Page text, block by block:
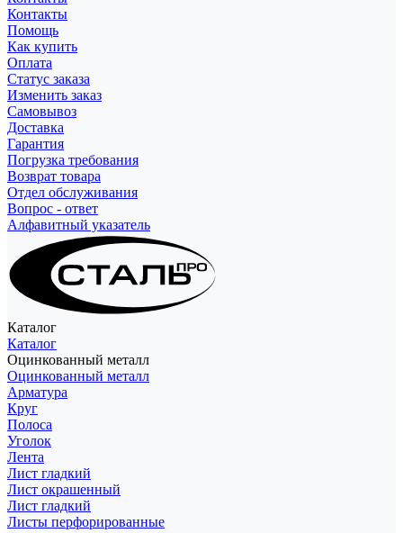
Контакты
Помощь
Как купить
Оплата
Статус заказа
Изменить заказ
Самовывоз
Доставка
Гарантия
Погрузка требования
Возврат товара
Отдел обслуживания
Вопрос - ответ
Алфавитный указатель
Каталог
Каталог
Оцинкованный металл
Оцинкованный металл
Арматура
Круг
Полоса
Уголок
Лента
Лист гладкий
Лист окрашенный
Лист гладкий
Листы перфорированные